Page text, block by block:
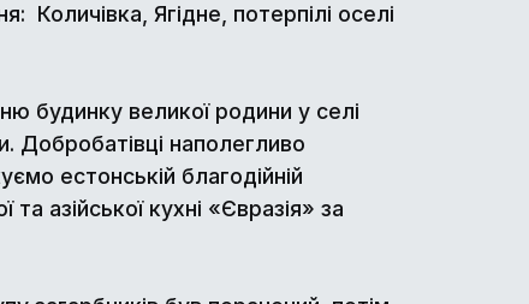
Ягідне, потерпілі оселі
будинку великої родини у селі
Добробатівці наполегливо
естонській благодійній
азійської кухні «Євразія» за